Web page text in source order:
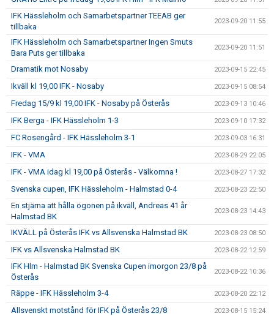
IFK Hässleholm och Samarbetspartner TEEAB ger
tillbaka
2023-09-20 11:55
IFK Hässleholm och Samarbetspartner Ingen Smuts
Bara Puts ger tillbaka
2023-09-20 11:51
Dramatik mot Nosaby 2023-09-15 22:45
Ikväll kl 19,00 IFK - Nosaby 2023-09-15 08:54
Fredag 15/9 kl 19,00 IFK - Nosaby på Österås 2023-09-13 10:46
IFK Berga - IFK Hässleholm 1-3 2023-09-10 17:32
FC Rosengård - IFK Hässleholm 3-1 2023-09-03 16:31
IFK - VMA 2023-08-29 22:05
IFK - VMA idag kl 19,00 på Österås - Välkomna ! 2023-08-27 17:32
Svenska cupen, IFK Hässleholm - Halmstad 0-4 2023-08-23 22:50
En stjärna att hålla ögonen på ikväll, Andreas 41 år
Halmstad BK
2023-08-23 14:43
IKVÄLL på Österås IFK vs Allsvenska Halmstad BK 2023-08-23 08:50
IFK vs Allsvenska Halmstad BK 2023-08-22 12:59
IFK Hlm - Halmstad BK Svenska Cupen imorgon 23/8 på
Österås
2023-08-22 10:36
Räppe - IFK Hässleholm 3-4 2023-08-20 22:12
Allsvenskt motstånd för IFK på Österås 23/8 2023-08-15 15:24